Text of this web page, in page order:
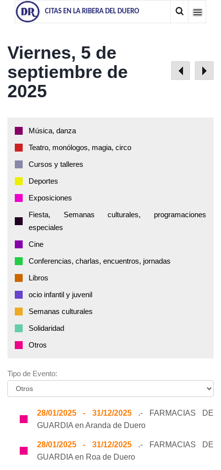
CITAS EN LA RIBERA DEL DUERO
Viernes, 5 de
septiembre de
2025
Música, danza
Teatro, monólogos, magia, circo
Cursos y talleres
Deportes
Exposiciones
Fiesta, Semanas culturales, programaciones
especiales
Cine
Conferencias, charlas, encuentros, jornadas
Libros
ocio infantil y juvenil
Semanas culturales
Solidaridad
Otros
Tipo de Evento:
28/01/2025 - 31/12/2025.- FARMACIAS DE
GUARDIA en Aranda de Duero
28/01/2025 - 31/12/2025.- FARMACIAS DE
GUARDIA en Roa de Duero